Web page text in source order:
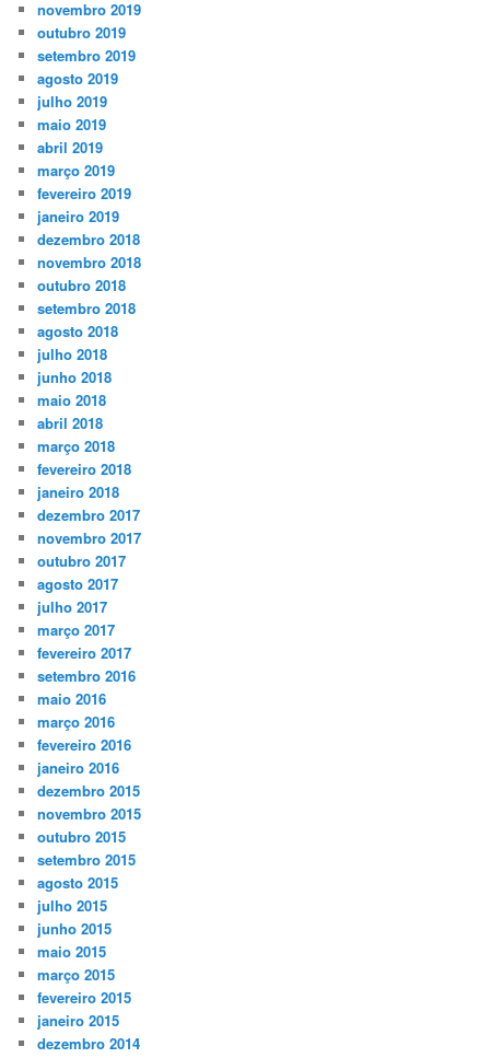
novembro 2019
outubro 2019
setembro 2019
agosto 2019
julho 2019
maio 2019
abril 2019
março 2019
fevereiro 2019
janeiro 2019
dezembro 2018
novembro 2018
outubro 2018
setembro 2018
agosto 2018
julho 2018
junho 2018
maio 2018
abril 2018
março 2018
fevereiro 2018
janeiro 2018
dezembro 2017
novembro 2017
outubro 2017
agosto 2017
julho 2017
março 2017
fevereiro 2017
setembro 2016
maio 2016
março 2016
fevereiro 2016
janeiro 2016
dezembro 2015
novembro 2015
outubro 2015
setembro 2015
agosto 2015
julho 2015
junho 2015
maio 2015
março 2015
fevereiro 2015
janeiro 2015
dezembro 2014